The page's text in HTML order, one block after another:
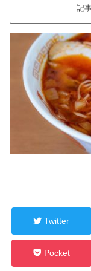
記
Twitter
Pocket